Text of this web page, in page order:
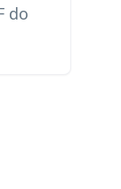
do